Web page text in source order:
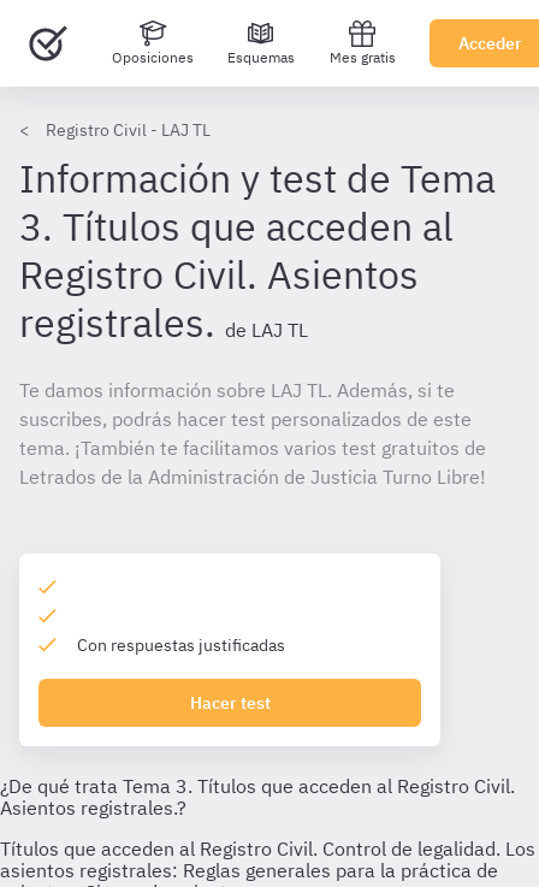
Oposiciones Esquemas Mes gratis
Acceder
Registro Civil - LAJ TL
Información y test de Tema
3. Títulos que acceden al
Registro Civil. Asientos
registrales. de LAJ TL
Te damos información sobre LAJ TL. Además, si te
suscribes, podrás hacer test personalizados de este
tema. ¡También te facilitamos varios test gratuitos de
Letrados de la Administración de Justicia Turno Libre!
Con respuestas justificadas
Hacer test